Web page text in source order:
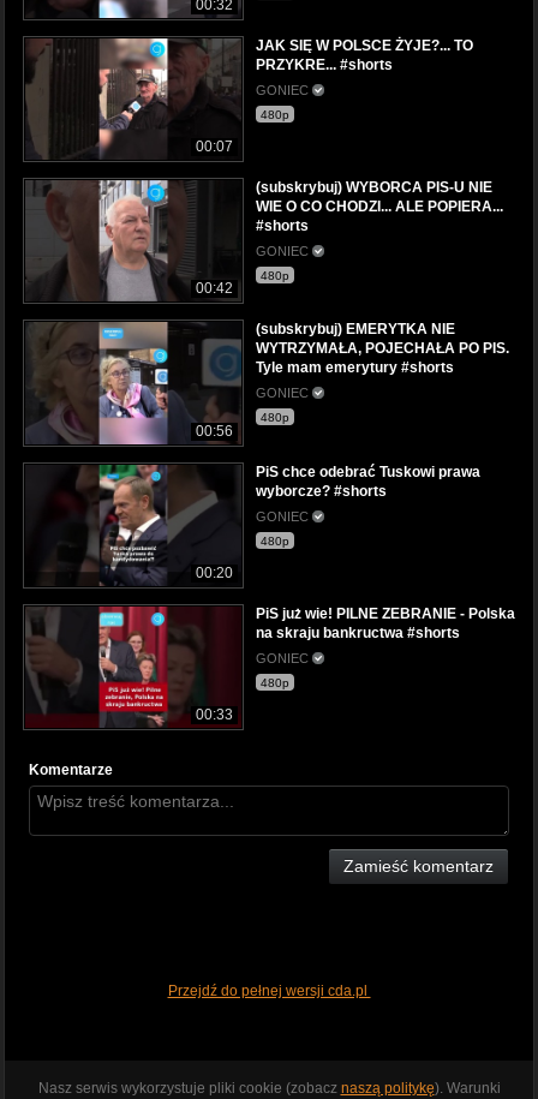
00:32
00:07
JAK SIĘ W POLSCE ŻYJE?... TO
PRZYKRE... #shorts
GONIEC
480p
00:42
(subskrybuj) WYBORCA PIS-U NIE
WIE O CO CHODZI... ALE POPIERA...
#shorts
GONIEC
480p
00:56
(subskrybuj) EMERYTKA NIE
WYTRZYMAŁA, POJECHAŁA PO PIS.
Tyle mam emerytury #shorts
GONIEC
480p
00:20
PiS chce odebrać Tuskowi prawa
wyborcze? #shorts
GONIEC
480p
00:33
PiS już wie! PILNE ZEBRANIE - Polska
na skraju bankructwa #shorts
GONIEC
480p
Komentarze
Zamieść komentarz
Przejdź do pełnej wersji cda.pl
Nasz serwis wykorzystuje pliki cookie (zobacz naszą politykę). Warunki